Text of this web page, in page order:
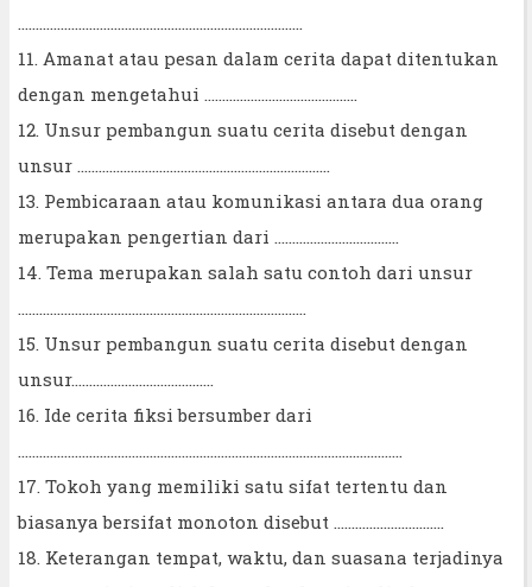
................................................................................
11. Amanat atau pesan dalam cerita dapat ditentukan
dengan mengetahui ...........................................
12. Unsur pembangun suatu cerita disebut dengan
unsur .......................................................................
13. Pembicaraan atau komunikasi antara dua orang
merupakan pengertian dari ...................................
14. Tema merupakan salah satu contoh dari unsur
.................................................................................
15. Unsur pembangun suatu cerita disebut dengan
unsur........................................
16. Ide cerita fiksi bersumber dari
............................................................................................................
17. Tokoh yang memiliki satu sifat tertentu dan
biasanya bersifat monoton disebut ...............................
18. Keterangan tempat, waktu, dan suasana terjadinya